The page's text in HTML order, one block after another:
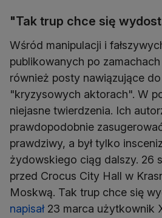
"Tak trup chce się
Wśród manipulacji i
publikowanych po zamachach
również posty nawiązujące
"kryzysowych aktorach". W
niejasne twierdzenia. Ich
prawdopodobnie
prawdziwy, a był tylko
żydowskiego ciąg dalszy. 26
przed Crocus City Hall w
Moskwą. Tak trup chce się
napisał23 marca użytkownik